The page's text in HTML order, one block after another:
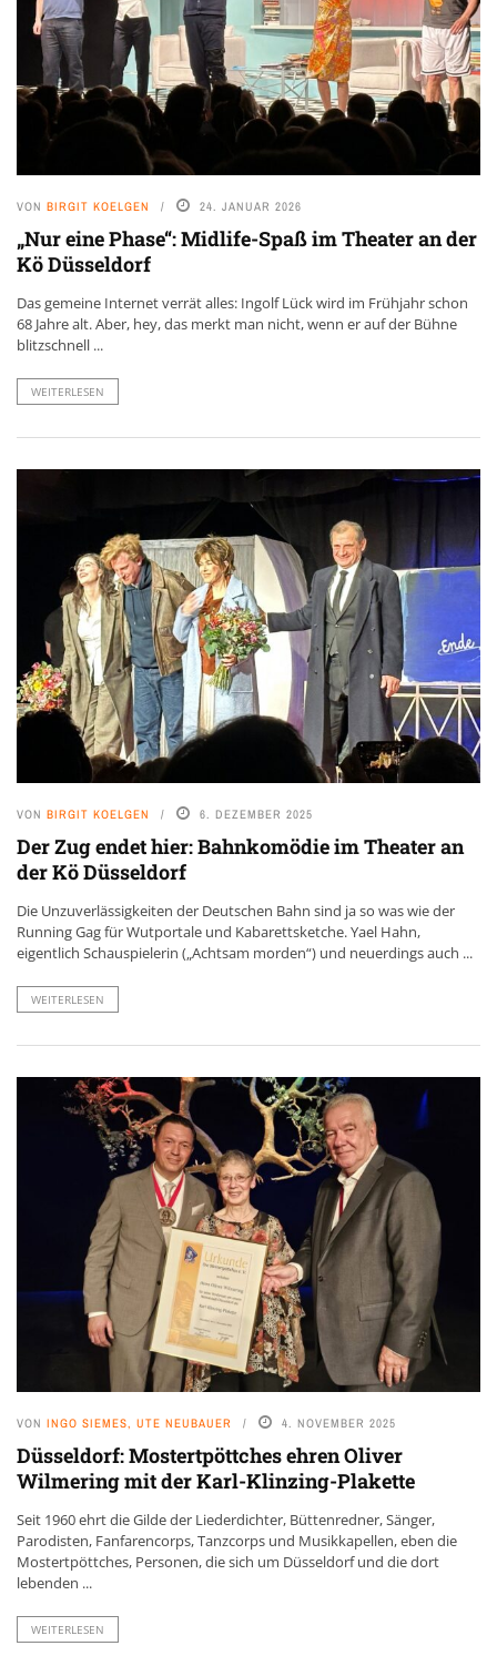
VON BIRGIT KOELGEN 24. JANUAR 2026
„Nur eine Phase“: Midlife-Spaß im Theater an der
Kö Düsseldorf
Das gemeine Internet verrät alles: Ingolf Lück wird im Frühjahr schon
68 Jahre alt. Aber, hey, das merkt man nicht, wenn er auf der Bühne
blitzschnell ...
WEITERLESEN
VON BIRGIT KOELGEN 6. DEZEMBER 2025
Der Zug endet hier: Bahnkomödie im Theater an
der Kö Düsseldorf
Die Unzuverlässigkeiten der Deutschen Bahn sind ja so was wie der
Running Gag für Wutportale und Kabarettsketche. Yael Hahn,
eigentlich Schauspielerin („Achtsam morden“) und neuerdings auch ...
WEITERLESEN
VON INGO SIEMES, UTE NEUBAUER 4. NOVEMBER 2025
Düsseldorf: Mostertpöttches ehren Oliver
Wilmering mit der Karl-Klinzing-Plakette
Seit 1960 ehrt die Gilde der Liederdichter, Büttenredner, Sänger,
Parodisten, Fanfarencorps, Tanzcorps und Musikkapellen, eben die
Mostertpöttches, Personen, die sich um Düsseldorf und die dort
lebenden ...
WEITERLESEN